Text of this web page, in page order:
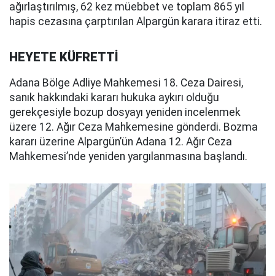
ağırlaştırılmış, 62 kez müebbet ve toplam 865 yıl
hapis cezasına çarptırılan Alpargün karara itiraz etti.
HEYETE KÜFRETTİ
Adana Bölge Adliye Mahkemesi 18. Ceza Dairesi,
sanık hakkındaki kararı hukuka aykırı olduğu
gerekçesiyle bozup dosyayı yeniden incelenmek
üzere 12. Ağır Ceza Mahkemesine gönderdi. Bozma
kararı üzerine Alpargün’ün Adana 12. Ağır Ceza
Mahkemesi’nde yeniden yargılanmasına başlandı.